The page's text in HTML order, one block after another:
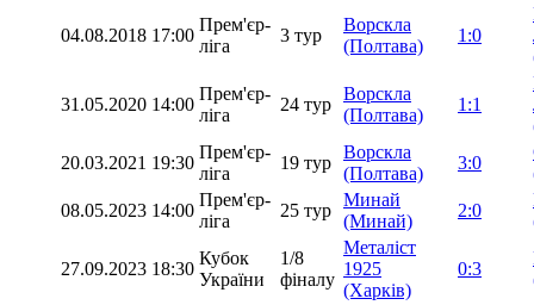
04.08.2018 17:00
Прем'єр-
ліга
3 тур
Ворскла
(Полтава)
1:0
31.05.2020 14:00
Прем'єр-
ліга
24 тур
Ворскла
(Полтава)
1:1
20.03.2021 19:30
Прем'єр-
ліга
19 тур
Ворскла
(Полтава)
3:0
08.05.2023 14:00
Прем'єр-
ліга
25 тур
Минай
(Минай)
2:0
27.09.2023 18:30
Кубок
України
1/8
фіналу
Металіст
1925
(Харків)
0:3